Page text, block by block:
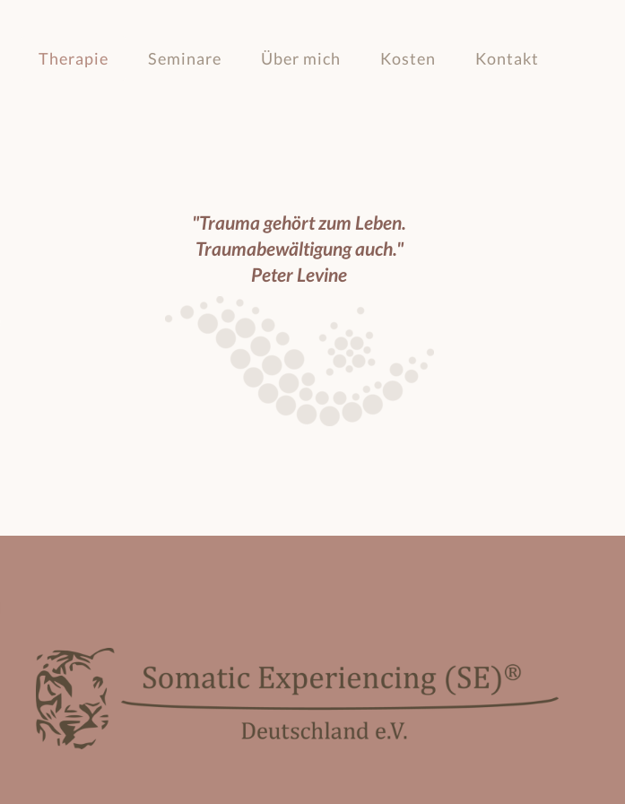
Therapie Seminare Über mich Kosten Kontakt
"Trauma gehört zum Leben.
Trauma­bewältigung auch."
Peter Levine